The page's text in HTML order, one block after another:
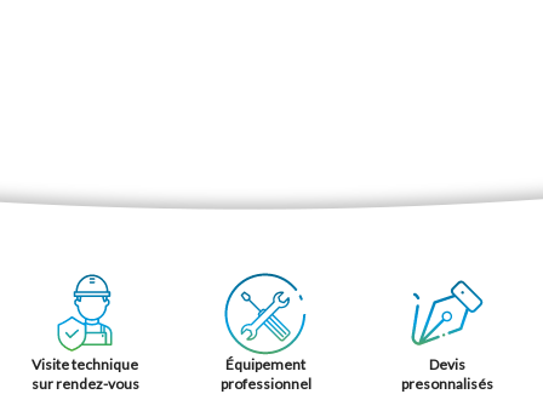
Visite technique
sur rendez-vous
Équipement
professionnel
Devis
presonnalisés